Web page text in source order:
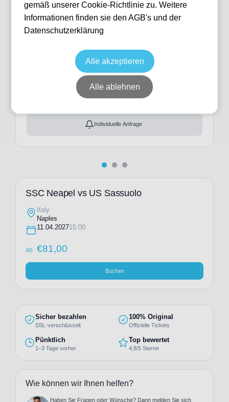
Distinti Inferiori
15:00
10 verfügbar
Italien
Stadio Diego Armando Maradona
Ticket(s) + Hotel
Individuelle Anfrage
SSC Neapel vs US Sassuolo
Italy
Naples
11.04.202715:00
ab €81,00
Buchen
Sicher bezahlen
SSL-verschlüsselt
100% Original
Offizielle Tickets
Pünktlich
1–3 Tage vorher
Top bewertet
4,8/5 Sterne
Wie können wir Ihnen helfen?
Haben Sie Fragen oder Wünsche? Dann melden Sie sich
gemäß unserer Cookie-Richtlinie zu. Weitere
Informationen finden sie den AGB's und der
Datenschutzerklärung
Alle akzeptieren
Alle ablehnen